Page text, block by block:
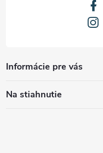
Informácie pre vás
Na stiahnutie